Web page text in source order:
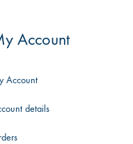
Account
Account
details